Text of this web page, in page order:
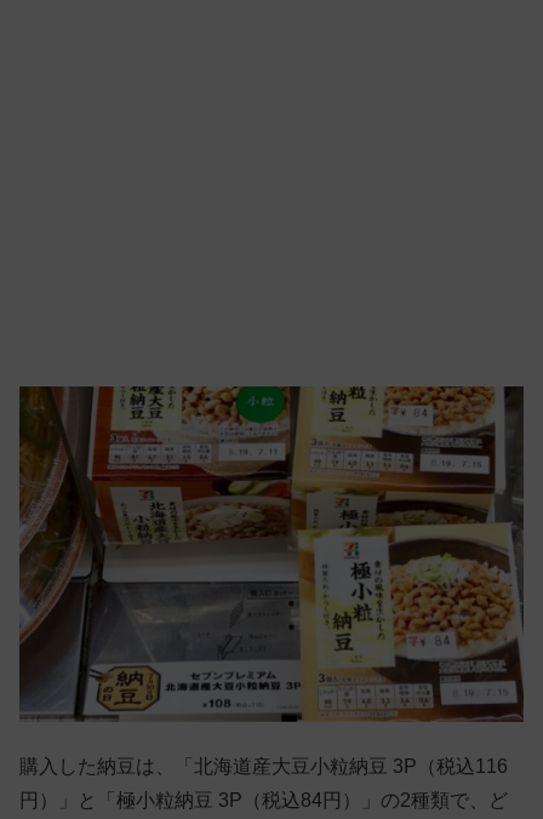
購入した納豆は、「北海道産大豆小粒納豆 3P（税込116
円）」と「極小粒納豆 3P（税込84円）」の2種類で、ど